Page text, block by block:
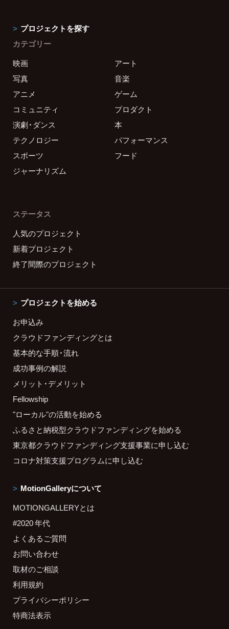
プロジェクトを探す
カテゴリー
映画
アート
写真
音楽
アニメ
ゲーム
コミュニティ
プロダクト
演劇・ダンス
本
テクノロジー
パフォーマンス
スポーツ
フード
ジャーナリズム
ステータス
人気のプロジェクト
新着プロジェクト
終了間際のプロジェクト
プロジェクトを始める
お申込み
クラウドファンディングとは
基本的な手順・流れ
成功事例の解説
メリット・デメリット
Fellowship
"ローカル"の活動を始める
ふるさと納税型クラウドファンディングを始める
東京都クラウドファンディング支援事業に申し込む
コロナ対策支援プログラムに申し込む
MotionGalleryについて
MOTIONGALLERYとは
#2020 年代
よくあるご質問
お問い合わせ
取材のご相談
利用規約
プライバシーポリシー
特商法表示